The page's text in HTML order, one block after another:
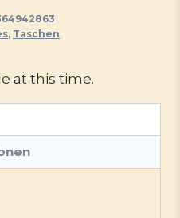
€.
, Taschen
at this time.